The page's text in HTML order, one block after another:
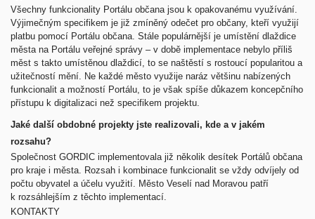
Všechny funkcionality Portálu občana jsou k opakovanému využívání.
Výjimečným specifikem je již zmíněný odečet pro občany, kteří využijí
platbu pomocí Portálu občana. Stále populárnější je umístění dlaždice
města na Portálu veřejné správy – v době implementace nebylo příliš
měst s takto umístěnou dlaždicí, to se naštěstí s rostoucí popularitou a
užitečností mění. Ne každé město využije naráz většinu nabízených
funkcionalit a možností Portálu, to je však spíše důkazem koncepčního
přístupu k digitalizaci než specifikem projektu.
Jaké další obdobné projekty jste realizovali, kde a v jakém
rozsahu?
Společnost GORDIC implementovala již několik desítek Portálů občana
pro kraje i města. Rozsah i kombinace funkcionalit se vždy odvíjely od
počtu obyvatel a účelu využití. Město Veselí nad Moravou patří
k rozsáhlejším z těchto implementací.
KONTAKTY